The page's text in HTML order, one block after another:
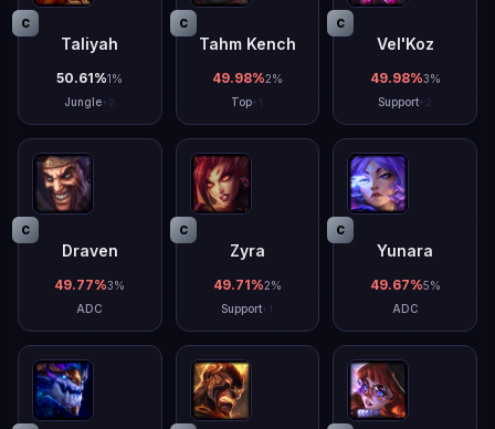
C
Taliyah
50.61%1%
Jungle+ 2
C
Tahm Kench
49.98%2%
Top+ 1
C
Vel'Koz
49.98%3%
Support+ 2
C
Draven
49.77%3%
ADC
C
Zyra
49.71%2%
Support+ 1
C
Yunara
49.67%5%
ADC